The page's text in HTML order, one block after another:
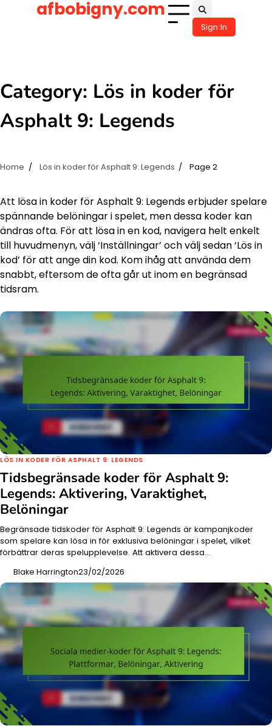
afbobigny.com
Sign In
Category: Lös in koder för
Asphalt 9: Legends
Home Lös in koder för Asphalt 9: Legends Page 2
Att lösa in koder för Asphalt 9: Legends erbjuder spelare
spännande belöningar i spelet, men dessa koder kan
ändras ofta. För att lösa in en kod, navigera helt enkelt
till huvudmenyn, välj ‘Inställningar’ och välj sedan ‘Lös in
kod’ för att ange din kod. Kom ihåg att använda dem
snabbt, eftersom de ofta går ut inom en begränsad
tidsram.
LÖS IN KODER FÖR ASPHALT 9: LEGENDS
Tidsbegränsade koder för Asphalt 9:
Legends: Aktivering, Varaktighet,
Belöningar
Begränsade tidskoder för Asphalt 9: Legends är kampanjkoder
som spelare kan lösa in för exklusiva belöningar i spelet, vilket
förbättrar deras spelupplevelse. Att aktivera dessa…
Blake Harrington23/02/2026